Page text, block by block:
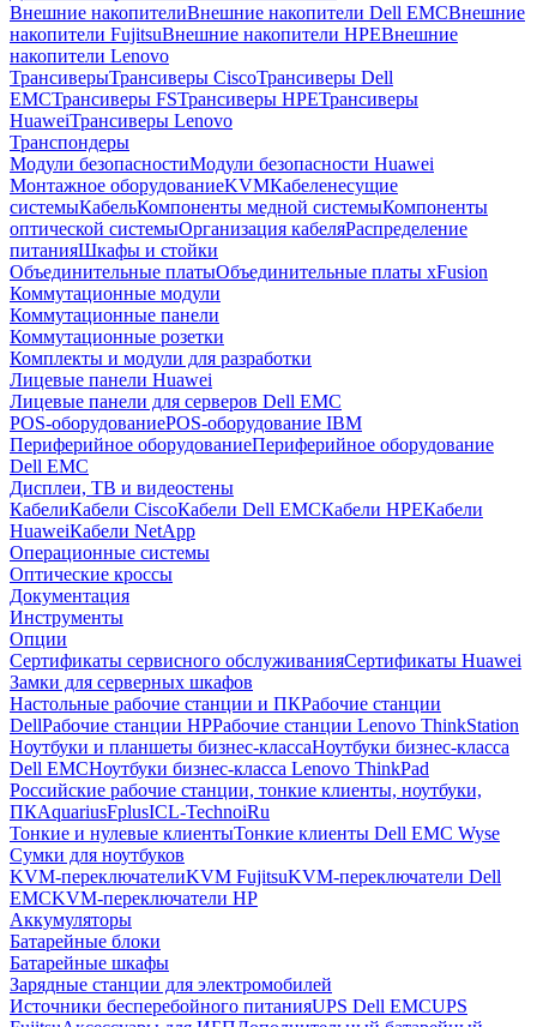
Внешние накопителиВнешние накопители Dell EMCВнешние
накопители FujitsuВнешние накопители HPEВнешние
накопители Lenovo
ТрансиверыТрансиверы CiscoТрансиверы Dell
EMCТрансиверы FSТрансиверы HPEТрансиверы
HuaweiТрансиверы Lenovo
Транспондеры
Модули безопасностиМодули безопасности Huawei
Монтажное оборудованиеKVMКабеленесущие
системыКабельКомпоненты медной системыКомпоненты
оптической системыОрганизация кабеляРаспределение
питанияШкафы и стойки
Объединительные платыОбъединительные платы xFusion
Коммутационные модули
Коммутационные панели
Коммутационные розетки
Комплекты и модули для разработки
Лицевые панели Huawei
Лицевые панели для серверов Dell EMC
POS-оборудованиеPOS-оборудование IBM
Периферийное оборудованиеПериферийное оборудование
Dell EMC
Дисплеи, ТВ и видеостены
КабелиКабели CiscoКабели Dell EMCКабели HPEКабели
HuaweiКабели NetApp
Операционные системы
Оптические кроссы
Документация
Инструменты
Опции
Сертификаты сервисного обслуживанияСертификаты Huawei
Замки для серверных шкафов
Настольные рабочие станции и ПКРабочие станции
DellРабочие станции HPРабочие станции Lenovo ThinkStation
Ноутбуки и планшеты бизнес-классаНоутбуки бизнес-класса
Dell EMCНоутбуки бизнес-класса Lenovo ThinkPad
Российские рабочие станции, тонкие клиенты, ноутбуки,
ПКAquariusFplusICL-TechnoiRu
Тонкие и нулевые клиентыТонкие клиенты Dell EMC Wyse
Сумки для ноутбуков
KVM-переключателиKVM FujitsuKVM-переключатели Dell
EMCKVM-переключатели HP
Аккумуляторы
Батарейные блоки
Батарейные шкафы
Зарядные станции для электромобилей
Источники бесперебойного питанияUPS Dell EMCUPS